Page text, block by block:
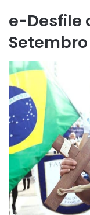
e-Desfile
Setembro